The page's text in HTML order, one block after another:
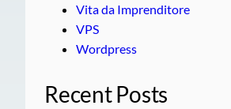
Vita da Imprenditore
VPS
Wordpress
Recent Posts